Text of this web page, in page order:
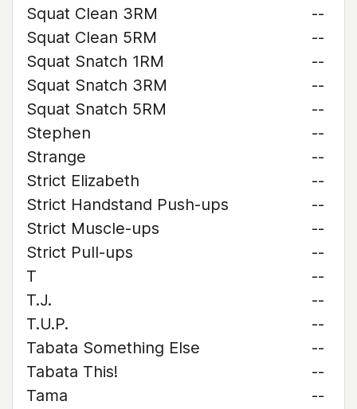
Squat Clean 3RM
--
Squat Clean 5RM
--
Squat Snatch 1RM
--
Squat Snatch 3RM
--
Squat Snatch 5RM
--
Stephen
--
Strange
--
Strict Elizabeth
--
Strict Handstand Push-ups
--
Strict Muscle-ups
--
Strict Pull-ups
--
T
--
T.J.
--
T.U.P.
--
Tabata Something Else
--
Tabata This!
--
Tama
--